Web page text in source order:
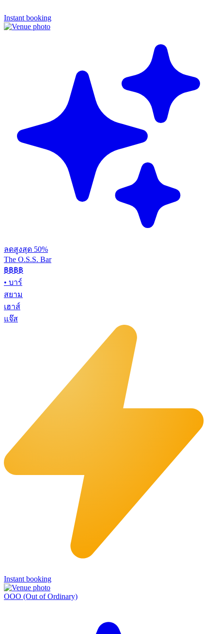
Instant booking
ลดสูงสุด 50%
The O.S.S. Bar
฿฿฿฿
• บาร์
สยาม
เฮาส์
แจ๊ส
Instant booking
OOO (Out of Ordinary)